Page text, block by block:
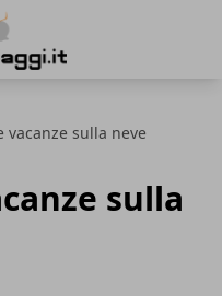
vacanze sulla neve
sulla